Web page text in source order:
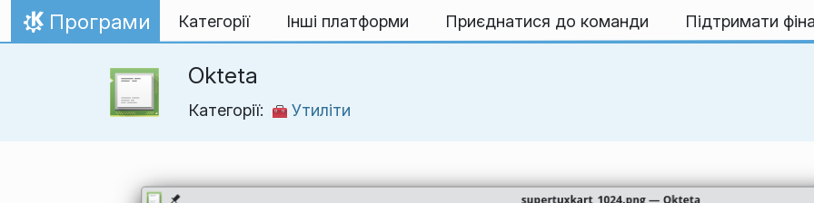
Перейти до вмісту
Домівка
Програми Категорії Інші платформи Приєднатися до команди Підтримати
Okteta
Категорії: Утиліти